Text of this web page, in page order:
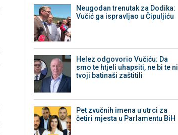
Neugodan trenutak za Dodika:
Vučić ga ispravljao u Čipuljiću
Helez odgovorio Vučiću: Da
smo te htjeli uhapsiti, ne bi te ni
tvoji batinaši zaštitili
Pet zvučnih imena u utrci za
četiri mjesta u Parlamentu BiH